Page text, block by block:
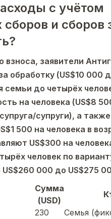
с учётом
сборов и
заявители
обработку (US$10 000
семьи до четырёх
на человека (US$8
супруги), а
500 на человека в
US$300 на
человек по
000 до US$275
Сумма
(USD)
230
Семья